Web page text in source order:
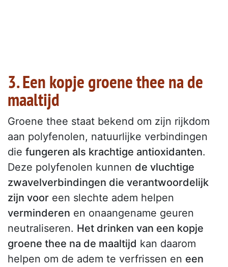
3. Een kopje groene thee na de
maaltijd
Groene thee staat bekend om zijn rijkdom
aan polyfenolen, natuurlijke verbindingen
die fungeren als krachtige antioxidanten.
Deze polyfenolen kunnen de vluchtige
zwavelverbindingen die verantwoordelijk
zijn voor een slechte adem helpen
verminderen en onaangename geuren
neutraliseren. Het drinken van een kopje
groene thee na de maaltijd kan daarom
helpen om de adem te verfrissen en een